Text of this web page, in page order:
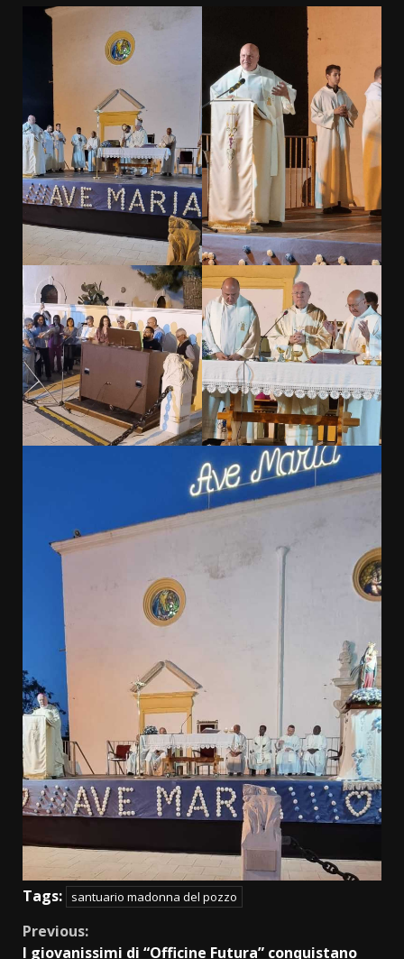
Tags: santuario madonna del pozzo
Continue
Previous:
I giovanissimi di “Officine Futura” conquistano